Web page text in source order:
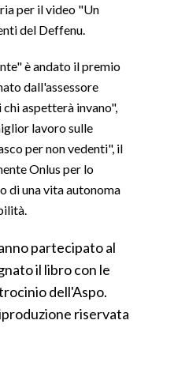
per il video "Un
del Deffenu.
è andato il premio
dall'assessore
aspetterà invano",
lavoro sulle
per non vedenti", il
Onlus per lo
di una vita autonoma
partecipato al
il libro con le
dell'Aspo.
riservata